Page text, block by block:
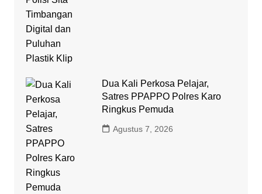
Dua Kali Perkosa Pelajar,
Satres PPAPPO Polres Karo
Ringkus Pemuda
Agustus 7, 2026